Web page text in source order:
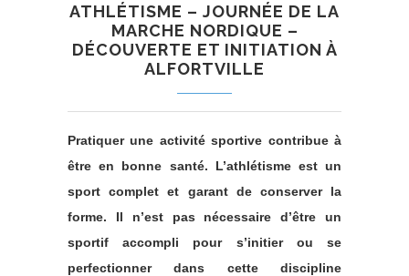
ATHLÉTISME – JOURNÉE DE LA
MARCHE NORDIQUE –
DÉCOUVERTE ET INITIATION À
ALFORTVILLE
Pratiquer une activité sportive contribue à
être en bonne santé. L’athlétisme est un
sport complet et garant de conserver la
forme. Il n’est pas nécessaire d’être un
sportif accompli pour s’initier ou se
perfectionner dans cette discipline